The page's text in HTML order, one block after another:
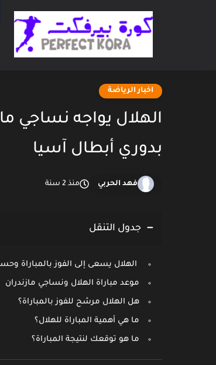
اخبار الرياضة
الهلال يواجه نساجي
بدوري أبطال آسيا
فهد الحربي منذ 2 سنة
جدول التنقل
الهلال يسعى إلى الفوز بالمباراة
‪موعد مباراة الهلال ونساجي مازندران
هل الهلال مرشح للفوز بالمباراة؟
ما هي أهمية المباراة للهلال؟
ما هو توقعك لنتيجة المباراة؟